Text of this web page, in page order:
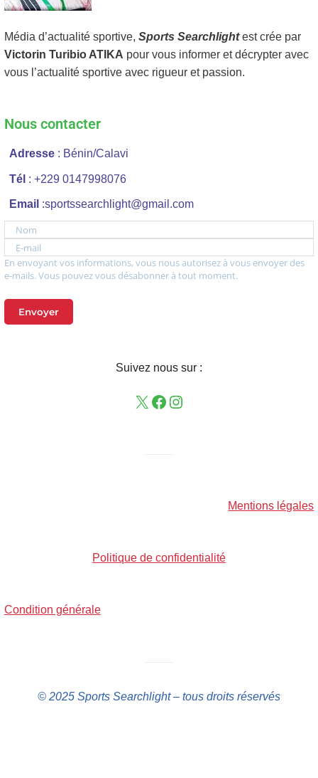
réception.
Média d’actualité sportive, Sports Searchlightest crée par
Victorin Turibio ATIKA pour vous informer et décrypter avec
vous l’actualité sportive avec rigueur et passion.
Nous contacter
Adresse : Bénin/Calavi
Tél : +229 0147998076
Email :sportssearchlight@gmail.com
Nom
E-mail
En envoyant vos informations, vous nous autorisez à vous envoyer des
e-mails. Vous pouvez vous désabonner à tout moment.
Envoyer
Suivez nous sur :
Mentions légales
Politique de confidentialité
Condition générale
© 2025 Sports Searchlight – tous droits réservés